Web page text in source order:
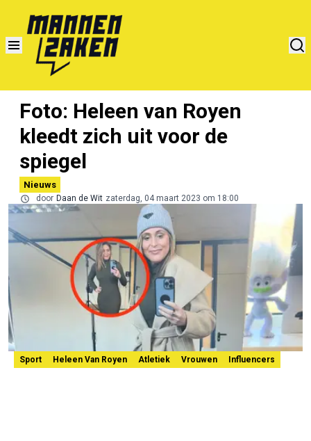
Foto: Heleen van Royen
kleedt zich uit voor de
spiegel
Nieuws
door Daan de Wit zaterdag, 04 maart 2023 om 18:00
Sport Heleen Van Royen Atletiek Vrouwen Influencers